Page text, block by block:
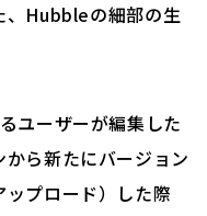
、Hubbleの細部の生
ユーザーが編集した
ら新たにバージョン
プロード）した際